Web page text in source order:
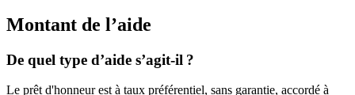
Montant de l’aide
De quel type d’aide s’agit-il ?
Le prêt d'honneur est à taux préférentiel, sans garantie, accordé à